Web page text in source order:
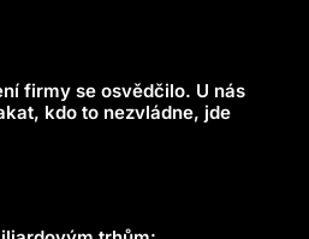
firmy se osvědčilo. U nás
kdo to nezvládne, jde